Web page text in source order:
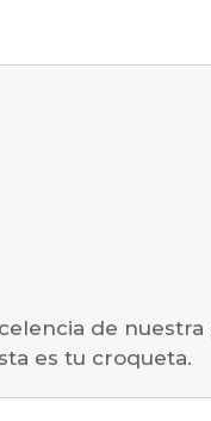
de
es tu croqueta.